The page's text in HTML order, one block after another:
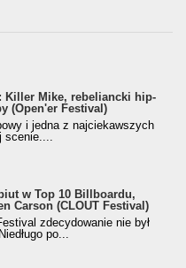
Killer Mike, rebeliancki hip-
(Open'er Festival)
i jedna z najciekawszych
w Top 10 Billboardu,
Carson (CLOUT Festival)
zdecydowanie nie był
po...